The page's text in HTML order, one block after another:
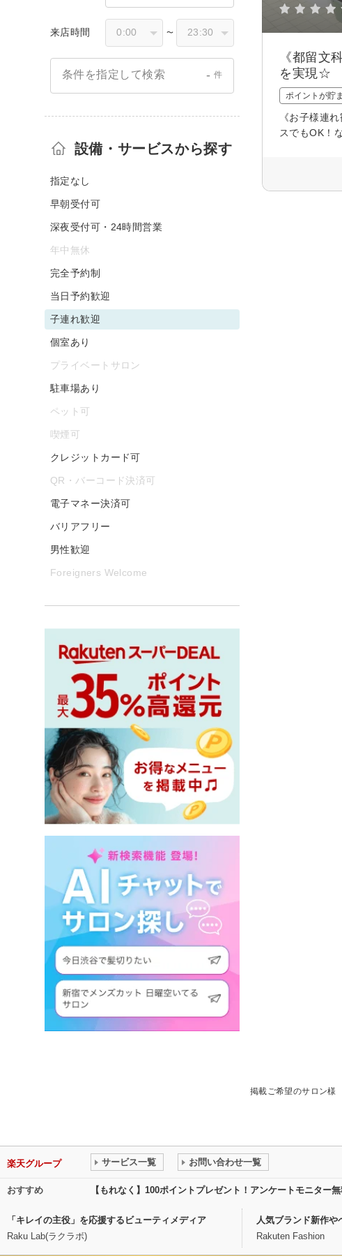
《都留文
を実現☆
ポイントが貯
《お子様連
スでもOK！
来店時間 〜
条件を指定して検索 - 件
設備・サービスから探す
指定なし
早朝受付可
深夜受付可・24時間営業
年中無休
完全予約制
当日予約歓迎
子連れ歓迎
個室あり
プライベートサロン
駐車場あり
ペット可
喫煙可
クレジットカード可
QR・バーコード決済可
電子マネー決済可
バリアフリー
男性歓迎
Foreigners Welcome
掲載ご希望のサロン様
楽天グループ サービス一覧 お問い合わせ一覧
おすすめ 【もれなく】100ポイントプレゼント！アンケートモニター
「キレイの主役」を応援するビューティメディア
Raku Lab(ラクラボ)
人気ブランド新作や
Rakuten Fashion